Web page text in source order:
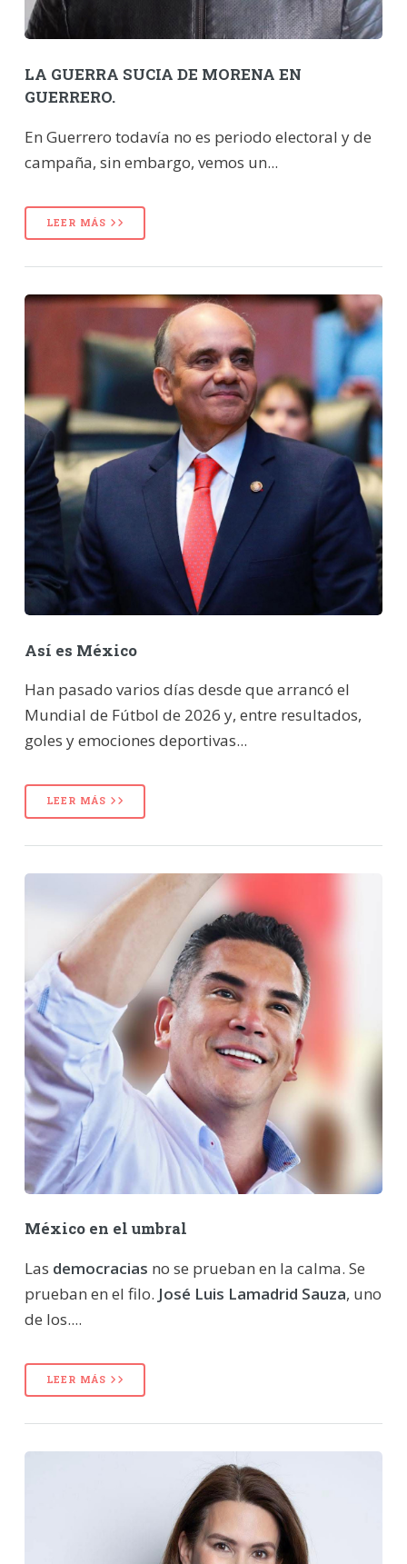
LA GUERRA SUCIA DE MORENA EN
GUERRERO.
En Guerrero todavía no es periodo electoral y de
campaña, sin embargo, vemos un...
LEER MÁS
Así es México
Han pasado varios días desde que arrancó el
Mundial de Fútbol de 2026 y, entre resultados,
goles y emociones deportivas...
LEER MÁS
México en el umbral
Las democracias no se prueban en la calma. Se
prueban en el filo. José Luis Lamadrid Sauza, uno
de los....
LEER MÁS